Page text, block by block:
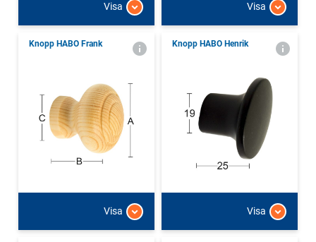
Visa Visa
Knopp HABO Frank
Visa
Knopp HABO Henrik
Visa